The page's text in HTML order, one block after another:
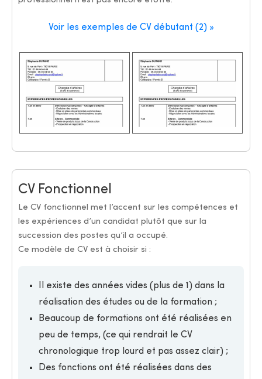
Voir les exemples de CV débutant (2) »
CV Fonctionnel
Le CV fonctionnel met l’accent sur les compétences et
les expériences d’un candidat plutôt que sur la
succession des postes qu’il a occupé.
Ce modèle de CV est à choisir si :
Il existe des années vides (plus de 1) dans la
réalisation des études ou de la formation ;
Beaucoup de formations ont été réalisées en
peu de temps, (ce qui rendrait le CV
chronologique trop lourd et pas assez clair) ;
Des fonctions ont été réalisées dans des